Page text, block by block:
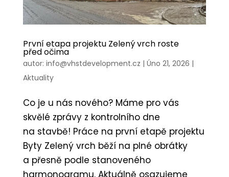
První etapa projektu Zelený vrch roste
před očima
autor: info@vhstdevelopment.cz | Úno 21, 2026 |
Aktuality
Co je u nás nového? Máme pro vás
skvělé zprávy z kontrolního dne
na stavbě! Práce na první etapě projektu
Byty Zelený vrch běží na plné obrátky
a přesně podle stanoveného
harmonogramu. Aktuálně osazujeme